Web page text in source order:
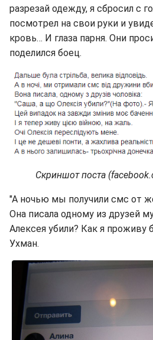
разрезай одежду, я сбросил с
посмотрел на свои руки и
кровь… И глаза парня. Они
поделился боец.
Скриншот поста
"А ночью мы получили смс от
Она писала одному из друзей
Алексея убили? Как я проживу
Ухман.